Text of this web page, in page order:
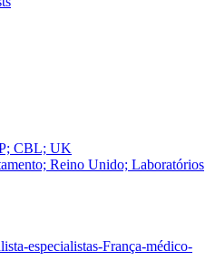
CBL; UK
Reino Unido; Laboratórios
especialistas-França-médico-